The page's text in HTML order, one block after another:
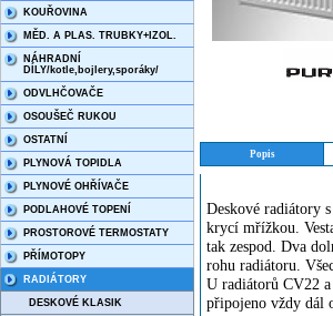
KOUŘOVINA
MĚD. A PLAS. TRUBKY+IZOL.
NÁHRADNÍ
DÍLY/kotle,bojlery,sporáky/
ODVLHČOVAČE
OSOUŠEČ RUKOU
OSTATNÍ
PLYNOVÁ TOPIDLA
PLYNOVÉ OHŘÍVAČE
PODLAHOVÉ TOPENÍ
PROSTOROVÉ TERMOSTATY
PŘÍMOTOPY
RADIÁTORY
DESKOVÉ KLASIK
Popis
Deskové radiátory
krycí mřížkou.
tak zespod. Dva
rohu radiátoru.
U radiátorů CV22
připojeno vždy dál